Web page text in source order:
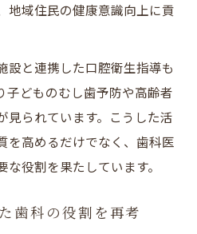
地域住民の健康意識向上に貢
設と連携した口腔衛生指導も
子どものむし歯予防や高齢者
見られています。こうした活
を高めるだけでなく、歯科医
役割を果たしています。
歯科の役割を再考